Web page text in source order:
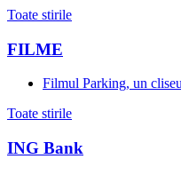
Toate stirile
FILME
Filmul Parking, un
Toate stirile
ING Bank